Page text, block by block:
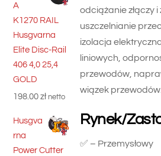
odciążanie złączy i
uszczelnianie
izolacja
liniowych,
przewodów,
wiązek przewodów.
Rynek/
✅ – Przemysłowy
A
K1270 RAIL
Husgvarna
Elite Disc-Rail
406 4,0 25,4
GOLD
198.00zł netto
Husgva
rna
Power Cutter